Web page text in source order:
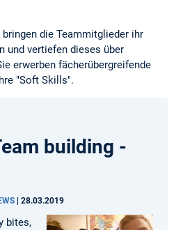
die Teammitglieder ihr
und vertiefen dieses über
erwerben fächerübergreifende
"Soft Skills".
building -
28.03.2019
bites,